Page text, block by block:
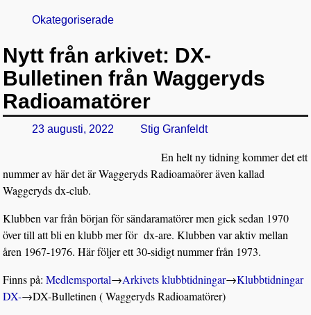
Okategoriserade
Nytt från arkivet: DX-
Bulletinen från Waggeryds
Radioamatörer
23 augusti, 2022 Stig Granfeldt
En helt ny tidning kommer det ett
nummer av här det är Waggeryds Radioamaörer även kallad
Waggeryds dx-club.
Klubben var från början för sändaramatörer men gick sedan 1970
över till att bli en klubb mer för dx-are. Klubben var aktiv mellan
åren 1967-1976. Här följer ett 30-sidigt nummer från 1973.
Finns på:Medlemsportal→Arkivets klubbtidningar→Klubbtidningar
DX-→DX-Bulletinen ( Waggeryds Radioamatörer)